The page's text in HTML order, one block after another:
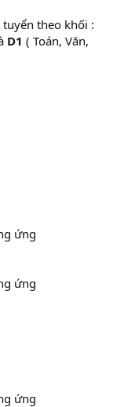
tuyển theo khối :
D1 ( Toán, Văn,
ứng
ứng
ứng